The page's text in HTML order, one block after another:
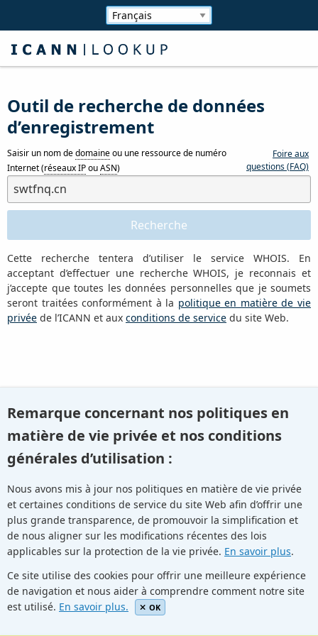
Outil de recherche de données
d’enregistrement
Saisir un nom dedomaineou une ressource de numéro
Internet (réseaux IPouASN)
Foire aux
questions (FAQ)
Cette recherche tentera d’utiliser le service WHOIS. En
acceptant d’effectuer une recherche WHOIS, je reconnais et
j’accepte que toutes les données personnelles que je soumets
seront traitées conformément à la politique en matière de vie
privée de l’ICANN et aux conditions de service du site Web.
Ou revenir en arrière etessayer une recherche différente.
Youtube Twitter Linkedin Flickr
© Internet Corporation for Assigned Names and Numbers.
Privacy Policy
Terms of Service
Remarque concernant nos politiques en
matière de vie privée et nos conditions
générales d’utilisation :
Nous avons mis à jour nos politiques en matière de vie privée
et certaines conditions de service du site Web afin d’offrir une
plus grande transparence, de promouvoir la simplification et
de nous aligner sur les modifications récentes des lois
applicables sur la protection de la vie privée. En savoir plus.
Ce site utilise des cookies pour offrir une meilleure expérience
de navigation et nous aider à comprendre comment notre site
est utilisé. En savoir plus. OK